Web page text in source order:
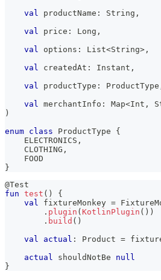
val
productName : String ,
val
price : Long ,
val
options : List<String> ,
val
createdAt : Instant ,
val
productType : ProductType
val
merchantInfo : Map<Int ,
)
enum class ProductType {
    ELECTRONICS
,
    CLOTHING
,
    FOOD
}
@Test
fun test ( )
{
val
fixtureMonkey =
. plugin (KotlinPlugin ( ) )
. build ( )
val
actual : Product =
actual
shouldNotBe null
}